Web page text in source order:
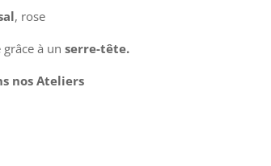
, rose
à un serre-tête.
nos Ateliers